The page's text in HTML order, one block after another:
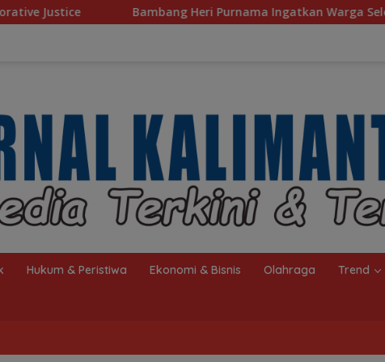
Heri Purnama Ingatkan Warga Selektif Pilih Travel Umrah
Hukum & Peristiwa Ekonomi & Bisnis Olahraga Trend